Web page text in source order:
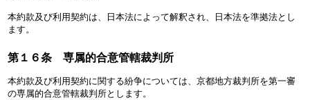
本約款及び利用契約は、日本法によって解釈され、日本法を準拠法とし
ます。
第１６条 専属的合意管轄裁判所
本約款及び利用契約に関する紛争については、京都地方裁判所を第一審
の専属的合意管轄裁判所とします。